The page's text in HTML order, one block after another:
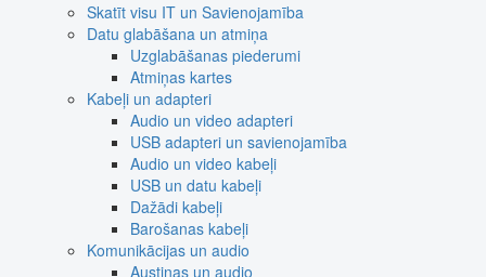
Skatīt visu IT un Savienojamība
Datu glabāšana un atmiņa
Uzglabāšanas piederumi
Atmiņas kartes
Kabeļi un adapteri
Audio un video adapteri
USB adapteri un savienojamība
Audio un video kabeļi
USB un datu kabeļi
Dažādi kabeļi
Barošanas kabeļi
Komunikācijas un audio
Austiņas un audio